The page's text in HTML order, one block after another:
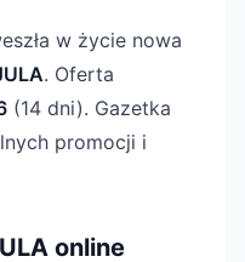
w życie nowa
. Oferta
(14 dni). Gazetka
promocji i
online